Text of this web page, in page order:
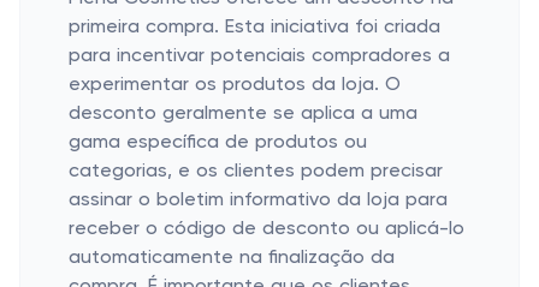
primeira compra. Esta iniciativa foi criada
para incentivar potenciais compradores a
experimentar os produtos da loja. O
desconto geralmente se aplica a uma
gama específica de produtos ou
categorias, e os clientes podem precisar
assinar o boletim informativo da loja para
receber o código de desconto ou aplicá-lo
automaticamente na finalização da